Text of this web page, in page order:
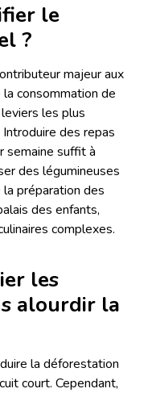
le
?
majeur aux
consommation de
les plus
Introduire des repas
semaine suffit à
des légumineuses
préparation des
des enfants,
complexes.
les
alourdir la
la déforestation
court. Cependant,